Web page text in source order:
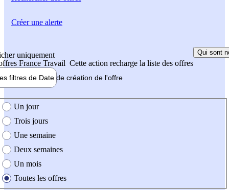
uniquement
France Travail Cette action recharge la liste des offres
Qui sont
filtres de Date de création de l'offre
création de l'offre
Un jour
Trois jours
Une semaine
Deux semaines
Un mois
Toutes les offres
Créer une alerte